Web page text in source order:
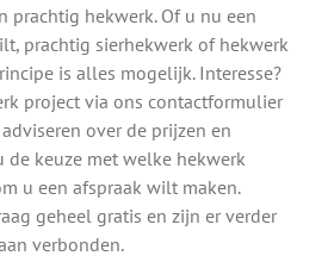
prachtig hekwerk. Of u nu een
prachtig sierhekwerk of hekwerk
is alles mogelijk. Interesse?
project via ons contactformulier
over de prijzen en
de keuze met welke hekwerk
u een afspraak wilt maken.
geheel gratis en zijn er verder
verbonden.